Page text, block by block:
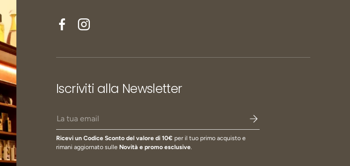
FacebookInstagram
Iscriviti alla Newsletter
Email
Ricevi un Codice Sconto del valore di 10€ per il tuo primo acquisto e
rimani aggiornato sulle Novità e promo esclusive